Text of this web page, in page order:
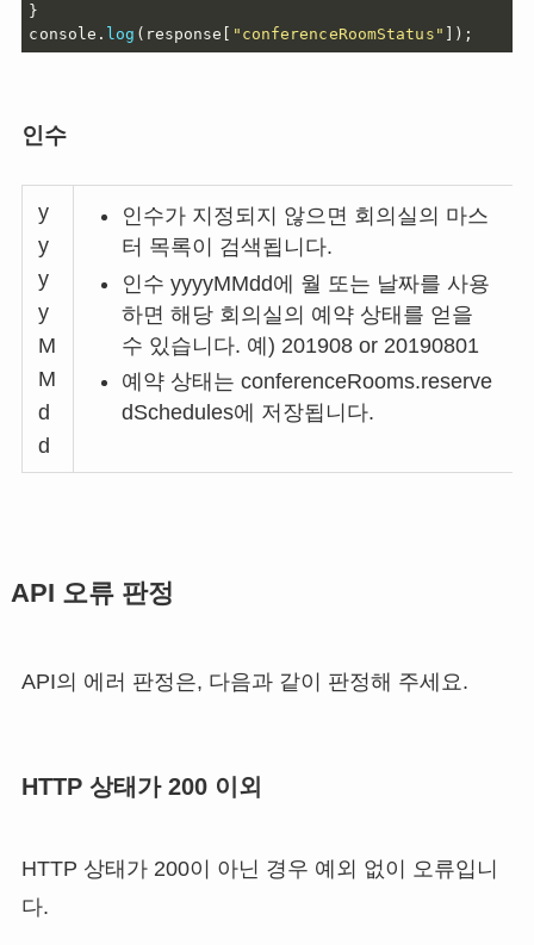
}
console . log ( response [ "conferenceRoomStatus" ] ) ;
인수
y
y
y
y
M
M
d
d
인수가 지정되지 않으면 회의실의 마스
터 목록이 검색됩니다.
인수 yyyyMMdd에 월 또는 날짜를 사용
하면 해당 회의실의 예약 상태를 얻을
수 있습니다. 예) 201908 or 20190801
예약 상태는 conferenceRooms.reserve
dSchedules에 저장됩니다.
API 오류 판정
API의 에러 판정은, 다음과 같이 판정해 주세요.
HTTP 상태가 200 이외
HTTP 상태가 200이 아닌 경우 예외 없이 오류입니
다.